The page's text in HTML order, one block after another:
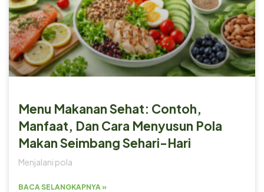
Menu Makanan Sehat: Contoh,
Manfaat, Dan Cara Menyusun Pola
Makan Seimbang Sehari-Hari
Menjalani pola
BACA SELANGKAPNYA »